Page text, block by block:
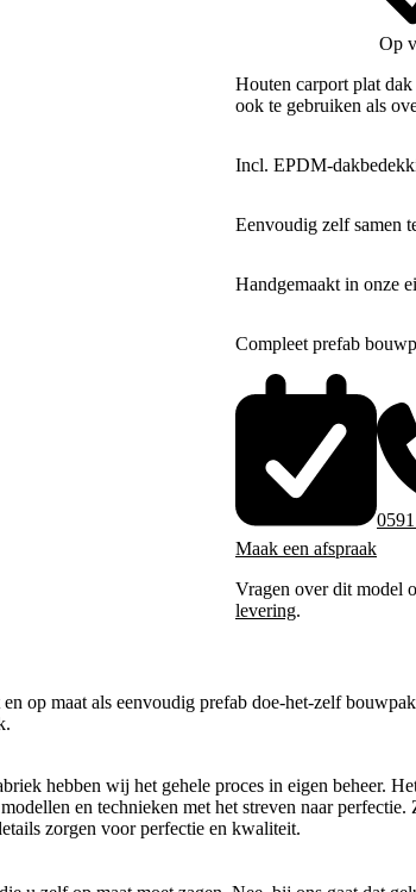
Op
Houten carport plat
ook te gebruiken als
Incl. EPDM-
Eenvoudig zelf samen
Handgemaakt in onze
Compleet prefab
Maak een afspraak
Vragen over dit model
levering.
op maat als eenvoudig prefab doe-het-zelf
hebben wij het gehele proces in eigen beheer.
en technieken met het streven naar
zorgen voor perfectie en kwaliteit.